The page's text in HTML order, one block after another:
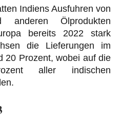
Indiens Ausfuhren von
Ölprodukten
bereits 2022 stark
die Lieferungen im
20 Prozent, wobei auf die
aller indischen